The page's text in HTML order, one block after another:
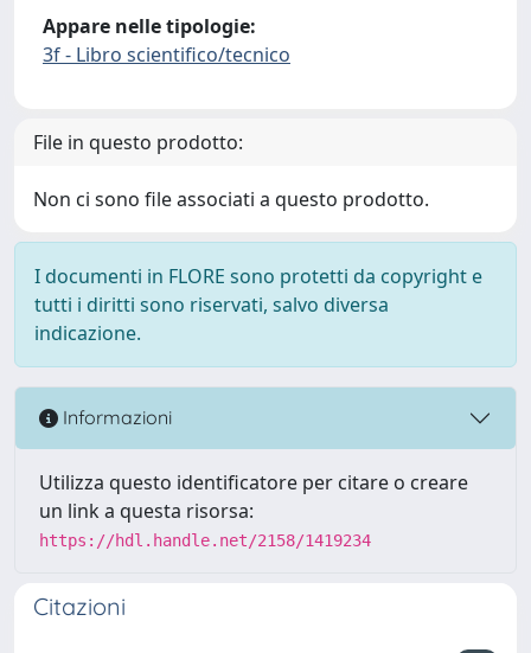
Appare nelle tipologie:
3f - Libro scientifico/tecnico
File in questo prodotto:
Non ci sono file associati a questo prodotto.
I documenti in FLORE sono protetti da copyright e
tutti i diritti sono riservati, salvo diversa
indicazione.
Informazioni
Utilizza questo identificatore per citare o creare
un link a questa risorsa:
https://hdl.handle.net/2158/1419234
Citazioni